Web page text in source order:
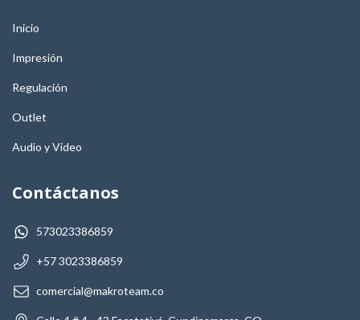
Inicio
Impresión
Regulación
Outlet
Audio y Video
Contáctanos
573023386859
+57 3023386859
comercial@makroteam.co